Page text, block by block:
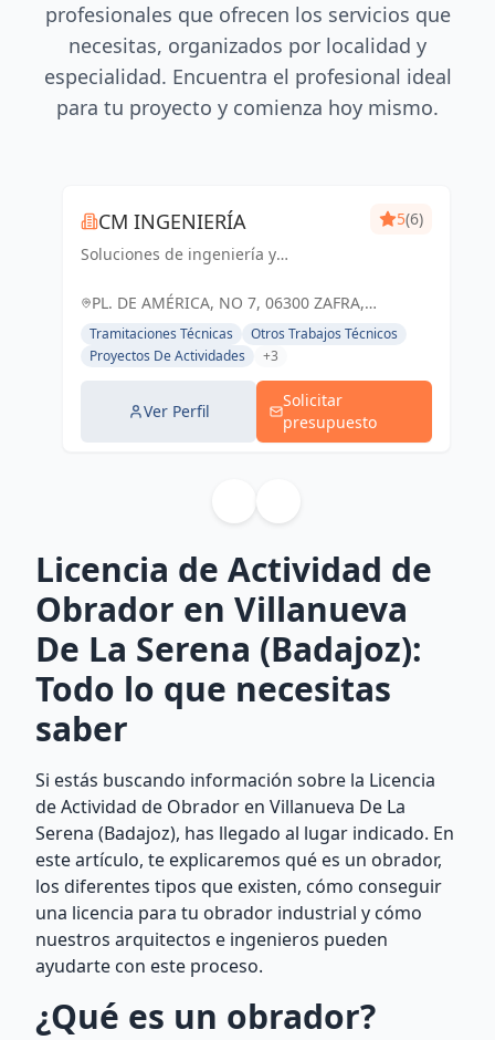
profesionales que ofrecen los servicios que
necesitas, organizados por localidad y
especialidad. Encuentra el profesional ideal
para tu proyecto y comienza hoy mismo.
CM INGENIERÍA
Soluciones de ingeniería y
necesidades. Cm Ingeniería, tu socio
5(6)
PL. DE AMÉRICA, NO 7, 06300 ZAFRA,
BADAJOZ, ESPAÑA, España
Tramitaciones Técnicas
Otros Trabajos Técnicos
Proyectos De Actividades
+3
Ver Perfil
Solicitar
presupuesto
Licencia de Actividad de
Obrador en Villanueva
De La Serena (Badajoz):
Todo lo que necesitas
saber
Si estás buscando información sobre la Licencia
de Actividad de Obrador en Villanueva De La
Serena (Badajoz), has llegado al lugar indicado. En
este artículo, te explicaremos qué es un obrador,
los diferentes tipos que existen, cómo conseguir
una licencia para tu obrador industrial y cómo
nuestros arquitectos e ingenieros pueden
ayudarte con este proceso.
¿Qué es un obrador?